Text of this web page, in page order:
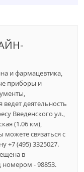
и фармацевтика,
приборы и
деятельность
Введенского ул.,
(1.06 км),
можете связаться с
+7 (495) 3325027.
в
номером - 98853.